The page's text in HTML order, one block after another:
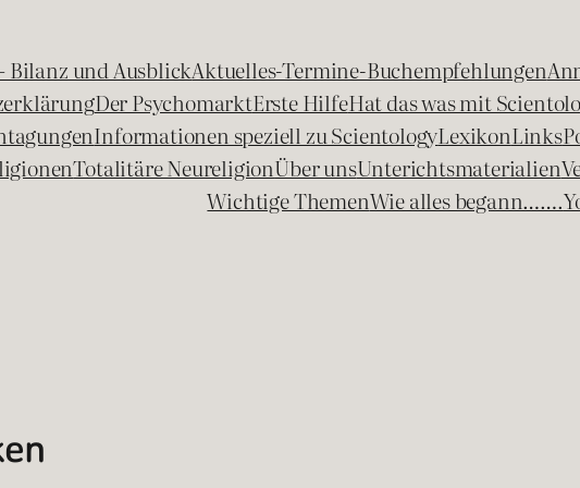
Bilanz und AusblickAktuelles-Termine-Buchempfehlungen
Der PsychomarktErste HilfeHat das was mit
Informationen speziell zu ScientologyLexikonLinks
Totalitäre NeureligionÜber unsUnterichtsmaterialien
Wichtige ThemenWie alles begann…….